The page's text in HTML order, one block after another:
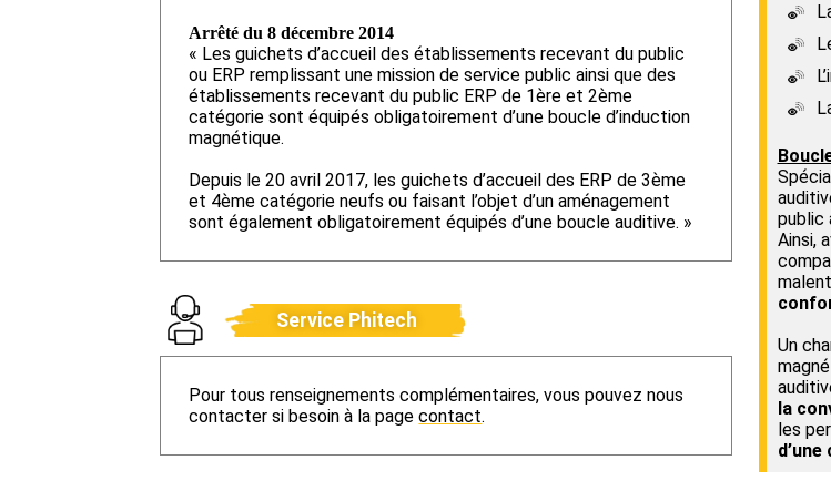
Arrêté du 8 décembre 2014
« Les guichets d’accueil des établissements recevant du public
ou ERP remplissant une mission de service public ainsi que des
établissements recevant du public ERP de 1ère et 2ème
catégorie sont équipés obligatoirement d’une boucle d’induction
magnétique.
Depuis le 20 avril 2017, les guichets d’accueil des ERP de 3ème
et 4ème catégorie neufs ou faisant l’objet d’un aménagement
sont également obligatoirement équipés d’une boucle auditive. »
Service Phitech
Pour tous renseignements complémentaires, vous pouvez nous
contacter si besoin à la pagecontact.
public
Ainsi,
Un
la
les